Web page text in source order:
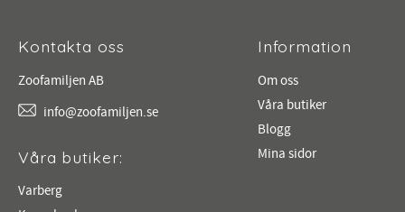
Kontakta oss
Zoofamiljen AB
info@zoofamiljen.se
Våra butiker:
Varberg
Information
Om oss
Våra butiker
Blogg
Mina sidor